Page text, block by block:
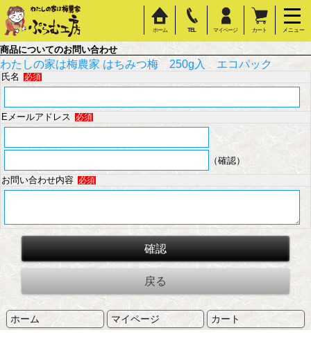
ホーム TEL マイページ カート メニュー
商品についてのお問い合わせ
わたしの家は梅農家 はちみつ梅 250g入 エコパック
氏名 必須
Eメールアドレス 必須
（確認）
お問い合わせ内容
必須
ホーム マイページ カート